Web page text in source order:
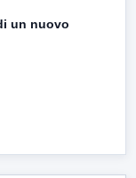
un nuovo